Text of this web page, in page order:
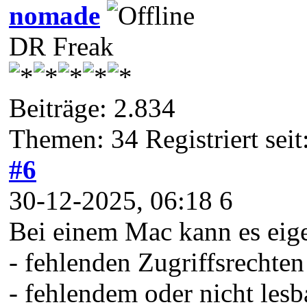
nomade
DR Freak
Beiträge: 2.834
Themen: 34 Registriert
#6
30-12-2025, 06:18 6
Bei einem Mac kann es
- fehlenden Zugriffsrechten
- fehlendem oder nicht